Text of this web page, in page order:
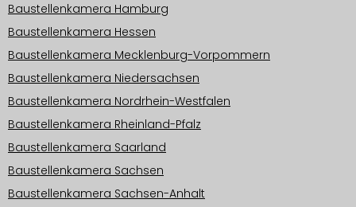
Baustellenkamera Hamburg
Baustellenkamera Hessen
Baustellenkamera Mecklenburg-Vorpommern
Baustellenkamera Niedersachsen
Baustellenkamera Nordrhein-Westfalen
Baustellenkamera Rheinland-Pfalz
Baustellenkamera Saarland
Baustellenkamera Sachsen
Baustellenkamera Sachsen-Anhalt